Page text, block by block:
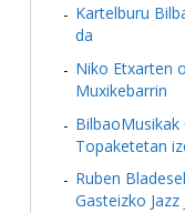
Kartelburu
da
Niko Etxarten
Muxikebarrin
BilbaoMusikak
Topaketetan
Ruben
Gasteizko Jazz